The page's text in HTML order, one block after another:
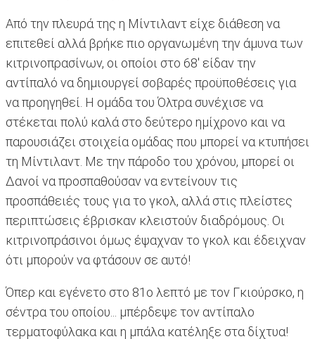
Από την πλευρά της η Μίντιλαντ είχε διάθεση να
επιτεθεί αλλά βρήκε πιο οργανωμένη την άμυνα των
κιτρινοπρασίνων, οι οποίοι στο 68' είδαν την
αντίπαλό να δημιουργεί σοβαρές προϋποθέσεις για
να προηγηθεί. Η ομάδα του Όλτρα συνέχισε να
στέκεται πολύ καλά στο δεύτερο ημίχρονο και να
παρουσιάζει στοιχεία ομάδας που μπορεί να κτυπήσει
τη Μίντιλαντ. Με την πάροδο του χρόνου, μπορεί οι
Δανοί να προσπαθούσαν να εντείνουν τις
προσπάθειές τους για το γκολ, αλλά στις πλείστες
περιπτώσεις έβρισκαν κλειστούν διαδρόμους. Οι
κιτρινοπράσινοι όμως έψαχναν το γκολ και έδειχναν
ότι μπορούν να φτάσουν σε αυτό!
Όπερ και εγένετο στο 81ο λεπτό με τον Γκιούρσκο, η
σέντρα του οποίου... μπέρδεψε τον αντίπαλο
τερματοφύλακα και η μπάλα κατέληξε στα δίχτυα!